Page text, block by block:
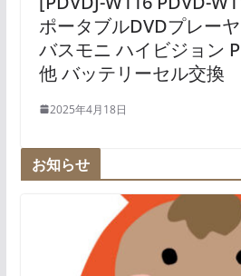
ポータブルDVDプレー
バスモニ ハイビジョン
他 バッテリーセル交換
2025年4月18日
お知らせ